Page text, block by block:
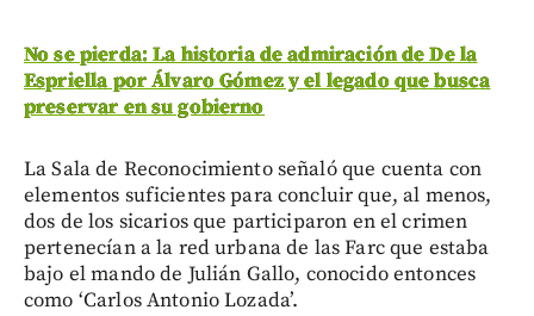
No se pierda: La historia de admiración de De la
Espriella por Álvaro Gómez y el legado que busca
preservar en su gobierno
La Sala de Reconocimiento señaló que cuenta con
elementos suficientes para concluir que, al menos,
dos de los sicarios que participaron en el crimen
pertenecían a la red urbana de las Farc que estaba
bajo el mando de Julián Gallo, conocido entonces
como ‘Carlos Antonio Lozada’.